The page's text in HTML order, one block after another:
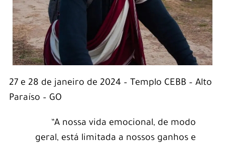
27 e 28 de janeiro de 2024 – Templo CEBB – Alto
Paraíso – GO
“A nossa vida emocional, de modo
geral, está limitada a nossos ganhos e